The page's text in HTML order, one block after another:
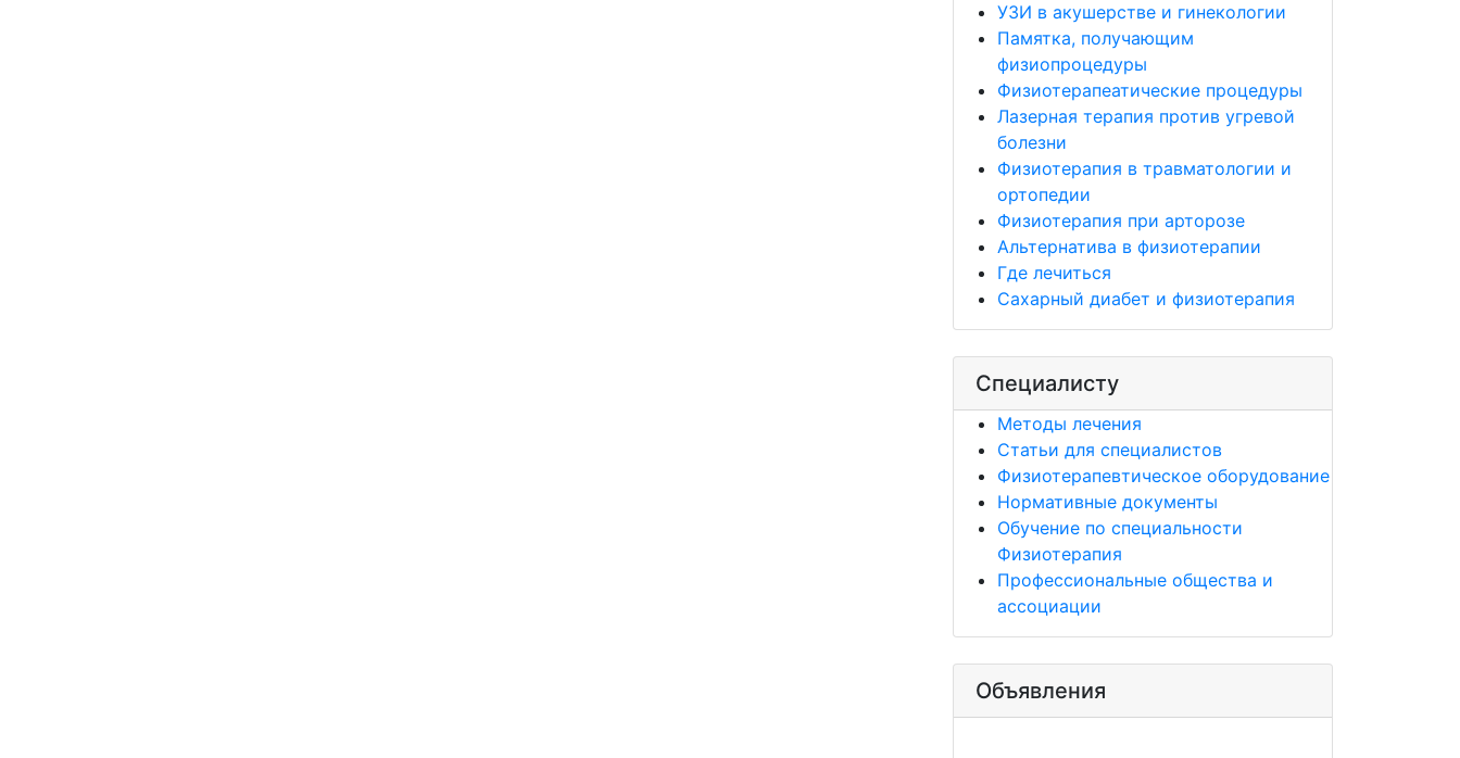
УЗИ в акушерстве и гинекологии
Памятка, получающим
физиопроцедуры
Физиотерапеатические процедуры
Лазерная терапия против угревой
болезни
Физиотерапия в травматологии и
ортопедии
Физиотерапия при арторозе
Альтернатива в физиотерапии
Где лечиться
Сахарный диабет и физиотерапия
Специалисту
Методы лечения
Статьи для специалистов
Физиотерапевтическое оборудование
Нормативные документы
Обучение по специальности
Физиотерапия
Профессиональные общества и
ассоциации
Объявления